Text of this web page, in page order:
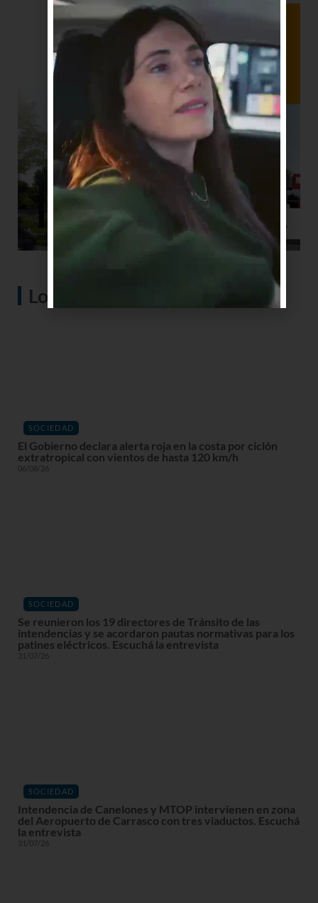
Lo más visto
SOCIEDAD
El Gobierno declara alerta roja en la costa por ciclón
extratropical con vientos de hasta 120 km/h
06/08/26
SOCIEDAD
Se reunieron los 19 directores de Tránsito de las
intendencias y se acordaron pautas normativas para los
patines eléctricos. Escuchá la entrevista
31/07/26
SOCIEDAD
Intendencia de Canelones y MTOP intervienen en zona
del Aeropuerto de Carrasco con tres viaductos. Escuchá
la entrevista
31/07/26